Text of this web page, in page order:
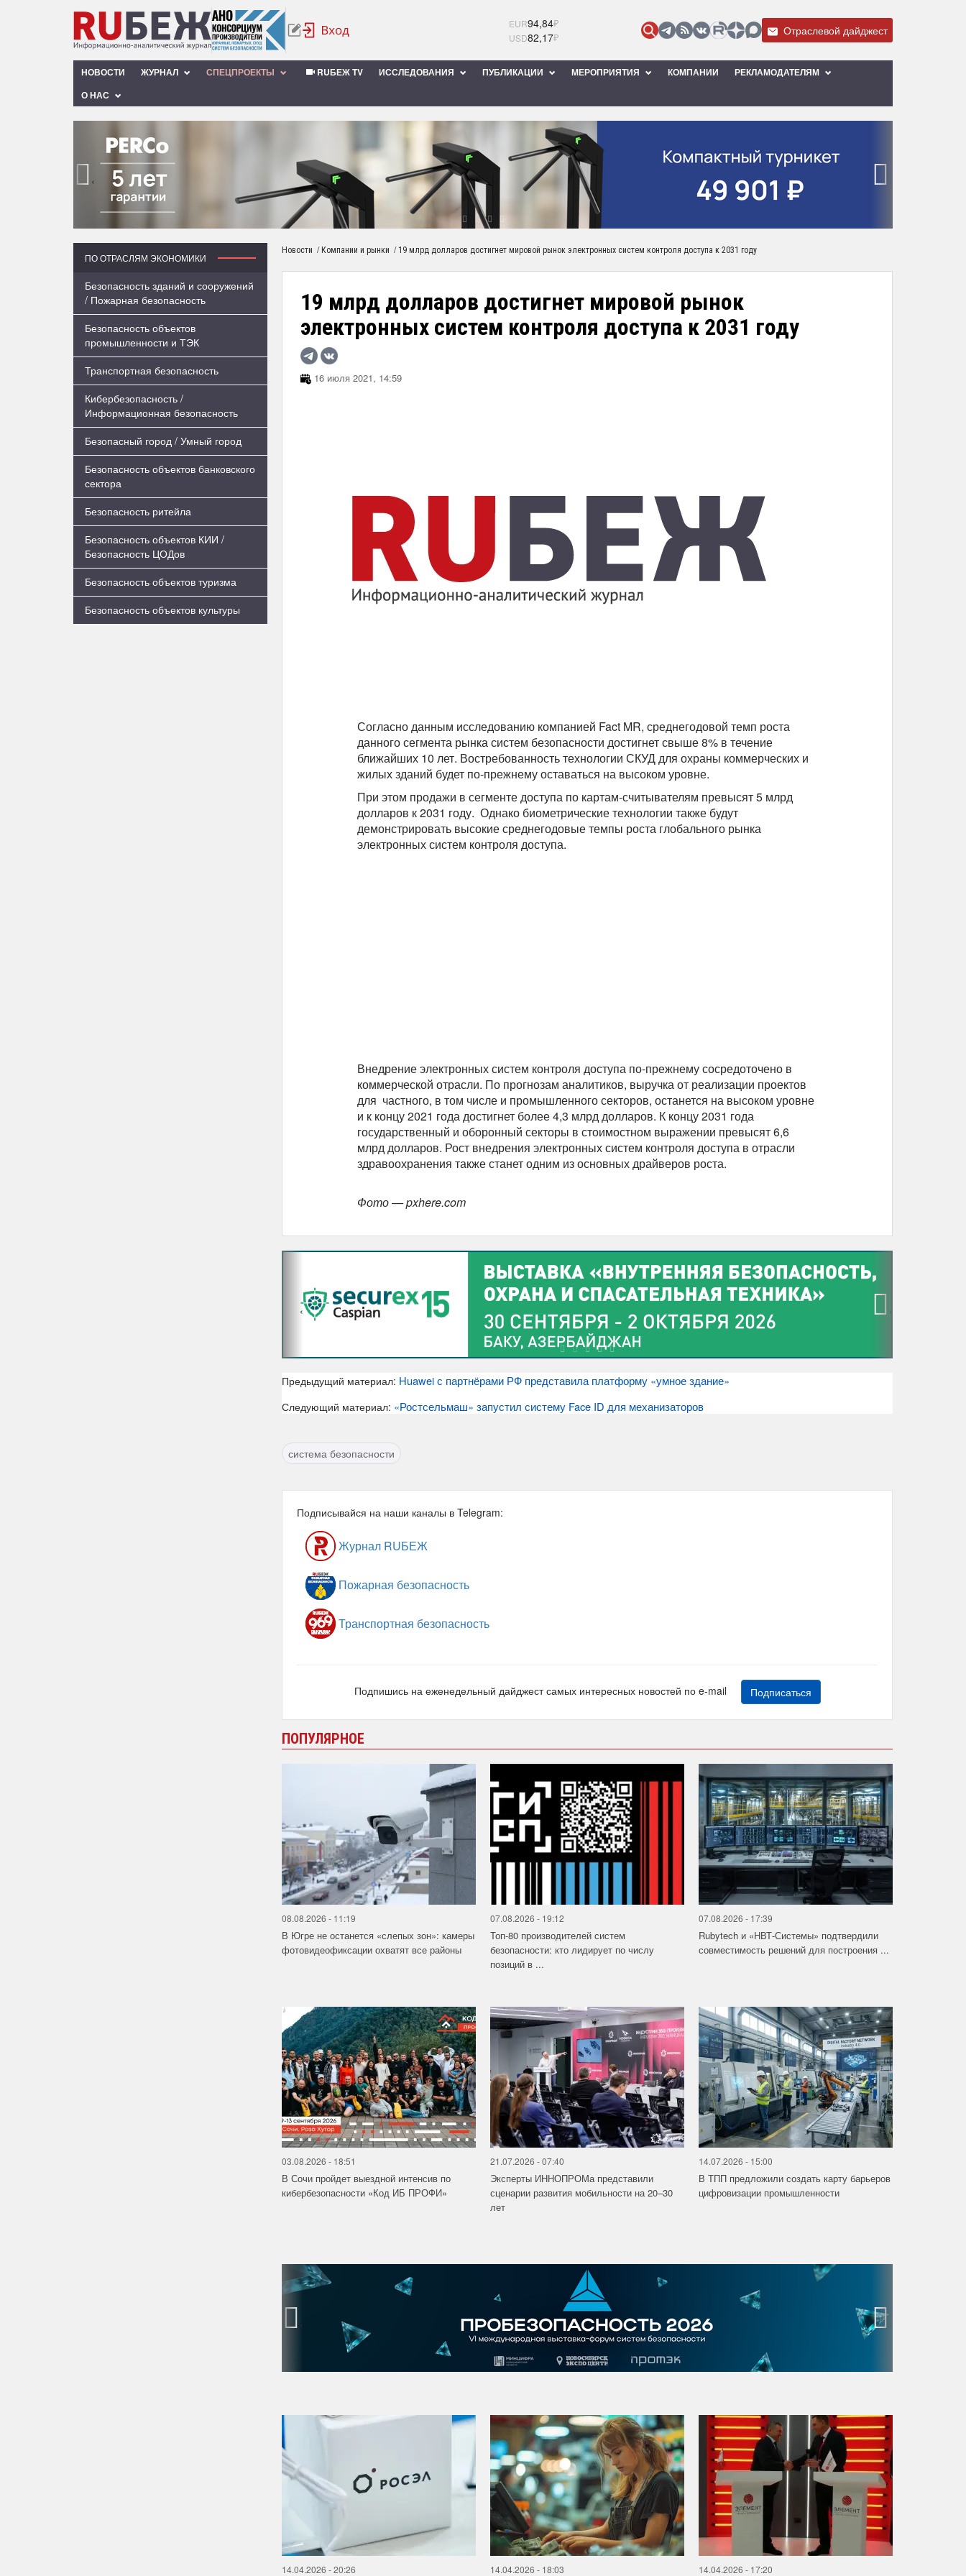
EUR94,84₽
USD82,17₽ Отраслевой дайджест
НОВОСТИ ЖУРНАЛ СПЕЦПРОЕКТЫ RUБЕЖ TV ИССЛЕДОВАНИЯ ПУБЛИКАЦИИ МЕРОПРИЯТИЯ КОМПАНИИ
РЕКЛАМОДАТЕЛЯМ
О НАС
‹
ПО ОТРАСЛЯМ ЭКОНОМИКИ
Безопасность зданий и сооружений
/ Пожарная безопасность
Безопасность объектов
промышленности и ТЭК
Транспортная безопасность
Кибербезопасность /
Информационная безопасность
Безопасный город / Умный город
Безопасность объектов банковского
сектора
Безопасность ритейла
Безопасность объектов КИИ /
Безопасность ЦОДов
Безопасность объектов туризма
Безопасность объектов культуры
Новости / Компании и рынки / 19 млрд долларов достигнет мировой рынок электронных систем контроля доступа к 2031 году
19 млрд долларов достигнет мировой рынок
электронных систем контроля доступа к 2031 году
16 июля 2021, 14:59
Согласно данным исследованию компанией Fact MR, среднегодовой темп роста
данного сегмента рынка систем безопасности достигнет свыше 8% в течение
ближайших 10 лет. Востребованность технологии СКУД для охраны коммерческих и
жилых зданий будет по-прежнему оставаться на высоком уровне.
При этом продажи в сегменте доступа по картам-считывателям превысят 5 млрд
долларов к 2031 году. Однако биометрические технологии также будут
демонстрировать высокие среднегодовые темпы роста глобального рынка
электронных систем контроля доступа.
Внедрение электронных систем контроля доступа по-прежнему сосредоточено в
коммерческой отрасли. По прогнозам аналитиков, выручка от реализации проектов
для частного, в том числе и промышленного секторов, останется на высоком уровне
и к концу 2021 года достигнет более 4,3 млрд долларов. К концу 2031 года
государственный и оборонный секторы в стоимостном выражении превысят 6,6
млрд долларов. Рост внедрения электронных систем контроля доступа в отрасли
здравоохранения также станет одним из основных драйверов роста.
Фото — pxhere.com
‹ ›
Предыдущий материал: Huawei с партнёрами РФ представила платформу «умное здание»
Следующий материал: «Ростсельмаш» запустил систему Face ID для механизаторов
система безопасности
Подписывайся на наши каналы в Telegram:
Журнал RUБЕЖ
Пожарная безопасность
Транспортная безопасность
Подпишись на еженедельный дайджест самых интересных новостей по e-mail Подписаться
ПОПУЛЯРНОЕ
08.08.2026 - 11:19
В Югре не останется «слепых зон»: камеры
фотовидеофиксации охватят все районы
07.08.2026 - 19:12
Топ-80 производителей систем
безопасности: кто лидирует по числу
позиций в ...
07.08.2026 - 17:39
Rubytech и «НВТ-Системы» подтвердили
совместимость решений для построения ...
03.08.2026 - 18:51
В Сочи пройдет выездной интенсив по
кибербезопасности «Код ИБ ПРОФИ»
21.07.2026 - 07:40
Эксперты ИННОПРОМа представили
сценарии развития мобильности на 20–30
лет
14.07.2026 - 15:00
В ТПП предложили создать карту барьеров
цифровизации промышленности
‹
14.04.2026 - 20:26 14.04.2026 - 18:03 14.04.2026 - 17:20